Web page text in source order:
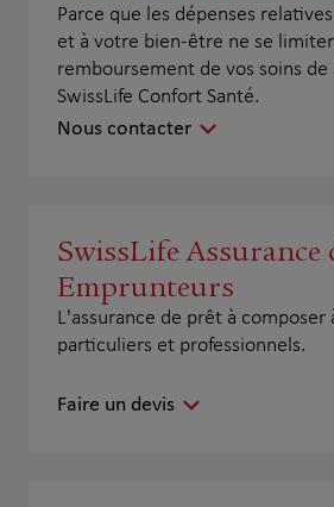
Parce que les dépenses
et à votre bien-être ne se
remboursement de vos soins de
SwissLife Confort Santé.
Nous contacter
SwissLife Assurance
Emprunteurs
L'assurance de prêt à composer
particuliers et professionnels.
Faire un devis